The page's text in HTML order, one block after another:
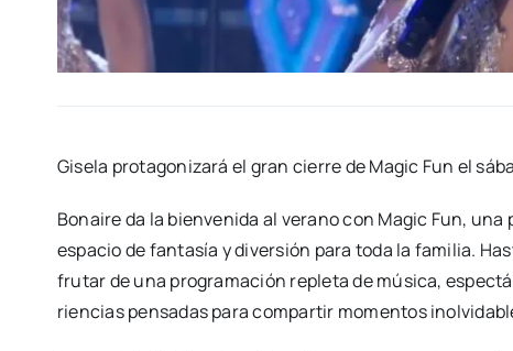
Gise­la pro­ta­go­ni­za­rá el gran cie­rre de Magic Fun el
Bonai­re da la bien­ve­ni­da al verano con Magic Fun,
espa­cio de fan­ta­sía y diver­sión para toda la fami­lia.
fru­tar de una pro­gra­ma­ción reple­ta de músi­ca,
rien­cias pen­sa­das para com­par­tir momen­tos